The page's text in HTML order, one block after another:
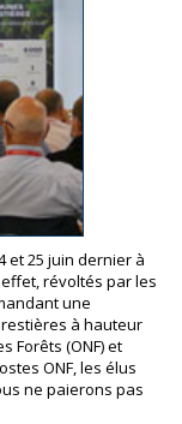
et 25 juin dernier à
révoltés par les
une
à hauteur
Forêts (ONF) et
ONF, les élus
ne paierons pas